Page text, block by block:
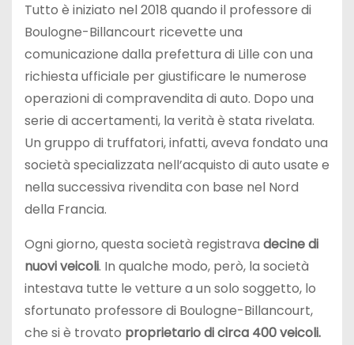
Tutto è iniziato nel 2018 quando il professore di
Boulogne-Billancourt ricevette una
comunicazione dalla prefettura di Lille con una
richiesta ufficiale per giustificare le numerose
operazioni di compravendita di auto. Dopo una
serie di accertamenti, la verità è stata rivelata.
Un gruppo di truffatori, infatti, aveva fondato una
società specializzata nell’acquisto di auto usate e
nella successiva rivendita con base nel Nord
della Francia.
Ogni giorno, questa società registrava decine di
nuovi veicoli. In qualche modo, però, la società
intestava tutte le vetture a un solo soggetto, lo
sfortunato professore di Boulogne-Billancourt,
che si è trovato proprietario di circa 400 veicoli.